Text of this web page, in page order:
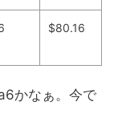
$80.16
かなぁ。今で